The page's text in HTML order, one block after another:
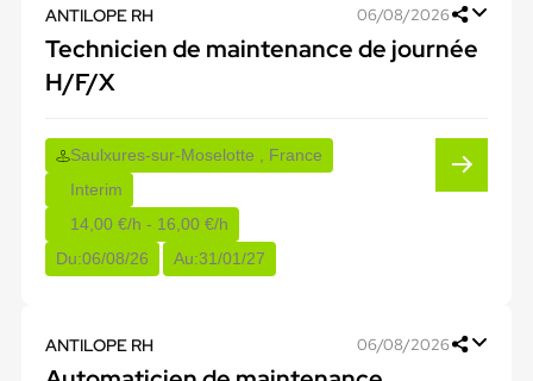
ANTILOPE RH 06/08/2026
Technicien de maintenance de journée
H/F/X
Saulxures-sur-Moselotte , France
Interim
14,00 €/h - 16,00 €/h
Du:06/08/26 Au:31/01/27
ANTILOPE RH 06/08/2026